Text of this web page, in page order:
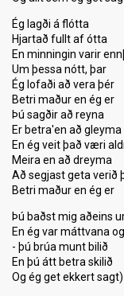
Ég lagði á flótta
Hjartað fullt af ótta
En minningin varir
Um þessa nótt, þar
Ég lofaði að vera þér
Betri maður en ég er
Þú sagðir að reyna
Er betra'en að gleyma
En ég veit það væri
Meira en að dreyma
Að segjast geta verið
Betri maður en ég er
Þú baðst mig aðeins
En ég var máttvana
- þú brúa munt bilið
En þú átt betra skilið
Og ég get ekkert sagt)